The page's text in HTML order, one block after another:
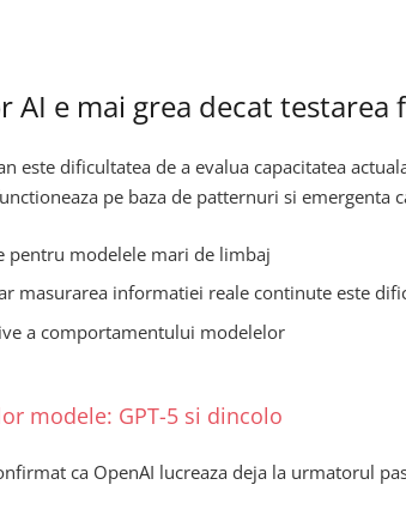
AI e mai grea decat testarea
este dificultatea de a evalua capacitatea
pe baza de patternuri si emergenta
pentru modelele mari de limbaj
masurarea informatiei reale continute este
a comportamentului modelelor
modele: GPT-5 si dincolo
ca OpenAI lucreaza deja la urmatorul